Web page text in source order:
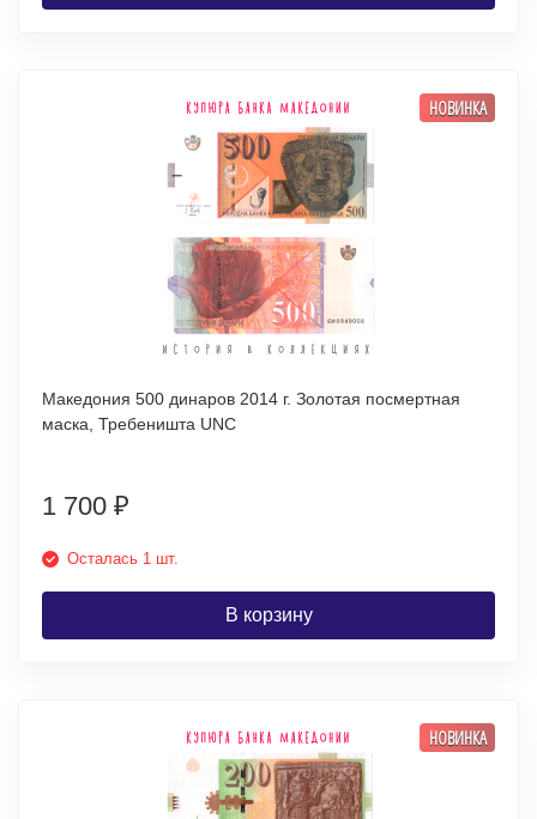
НОВИНКА
Македония 500 динаров 2014 г. Золотая посмертная
маска, Требеништа UNC
1 700 ₽
Осталась 1 шт.
В корзину
НОВИНКА